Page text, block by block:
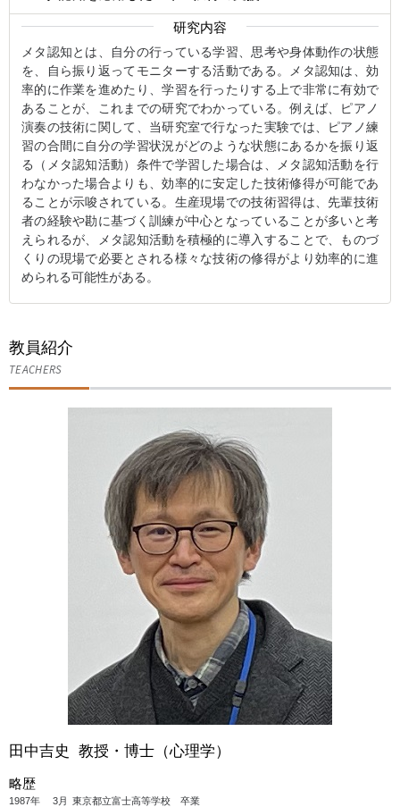
研究内容
メタ認知とは、自分の行っている学習、思考や身体動作の状態
を、自ら振り返ってモニターする活動である。メタ認知は、効
率的に作業を進めたり、学習を行ったりする上で非常に有効で
あることが、これまでの研究でわかっている。例えば、ピアノ
演奏の技術に関して、当研究室で行なった実験では、ピアノ練
習の合間に自分の学習状況がどのような状態にあるかを振り返
る（メタ認知活動）条件で学習した場合は、メタ認知活動を行
わなかった場合よりも、効率的に安定した技術修得が可能であ
ることが示唆されている。生産現場での技術習得は、先輩技術
者の経験や勘に基づく訓練が中心となっていることが多いと考
えられるが、メタ認知活動を積極的に導入することで、ものづ
くりの現場で必要とされる様々な技術の修得がより効率的に進
められる可能性がある。
教員紹介
TEACHERS
田中吉史 教授・博士（心理学）
略歴
1987年 3月 東京都立富士高等学校 卒業